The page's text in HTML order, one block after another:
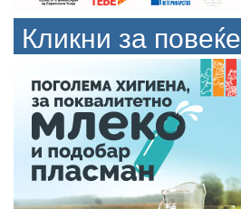
Кликни за повеќе